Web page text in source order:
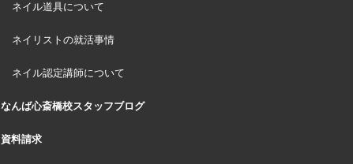
ネイル道具について
ネイリストの就活事情
ネイル認定講師について
なんば心斎橋校スタッフブログ
資料請求